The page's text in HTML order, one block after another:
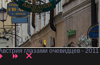
глазами очевидцев - 2011